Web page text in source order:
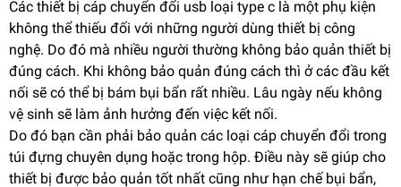
Các thiết bị cáp chuyển đổi usb loại type c là một phụ kiện
không thể thiếu đối với những người dùng thiết bị công
nghệ. Do đó mà nhiều người thường không bảo quản thiết bị
đúng cách. Khi không bảo quản đúng cách thì ở các đầu kết
nối sẽ có thể bị bám bụi bẩn rất nhiều. Lâu ngày nếu không
vệ sinh sẽ làm ảnh hưởng đến việc kết nối.
Do đó bạn cần phải bảo quản các loại cáp chuyển đổi trong
túi đựng chuyên dụng hoặc trong hộp. Điều này sẽ giúp cho
thiết bị được bảo quản tốt nhất cũng như hạn chế bụi bẩn,